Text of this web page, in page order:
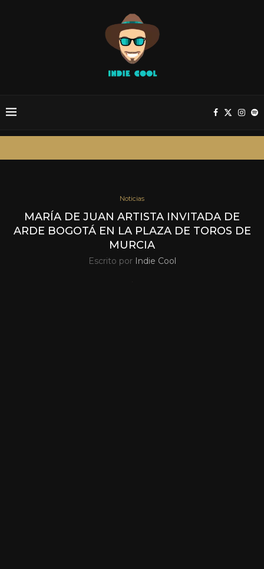
Noticias
MARÍA DE JUAN ARTISTA INVITADA DE
ARDE BOGOTÁ EN LA PLAZA DE TOROS DE
MURCIA
Escrito por Indie Cool